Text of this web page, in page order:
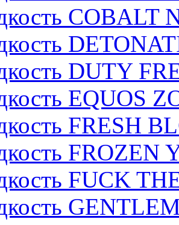
COBALT
DUTY
EQUOS
FRESH
FROZEN
FUCK